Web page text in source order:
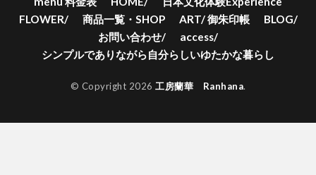
FLOWER/
商品一覧・SHOP ART/ 御朱印帳
BLOG/
お問い合わせ/
access/
シンプルでありながら自分らしいゆたかな暮らし
© Copyright 2026 工房蘭華 Ranhana.